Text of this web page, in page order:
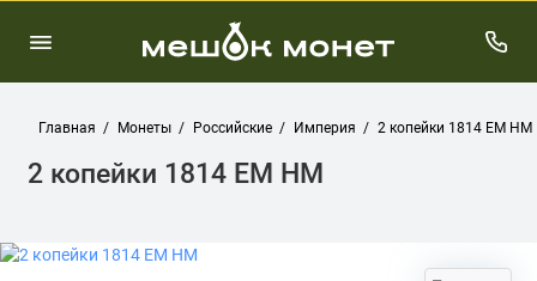
Главная Монеты Российские Империя 2 копейки 1814 ЕМ НМ
2 копейки 1814 ЕМ НМ